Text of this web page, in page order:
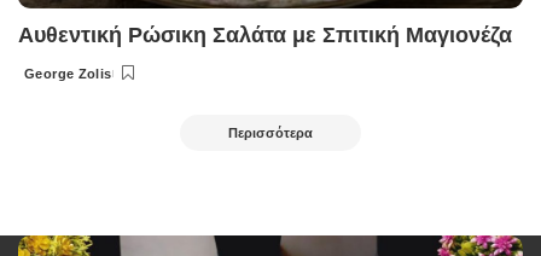
Αυθεντική Ρώσικη Σαλάτα με Σπιτική Μαγιονέζα
Posted
George Zolis
Περισσότερα